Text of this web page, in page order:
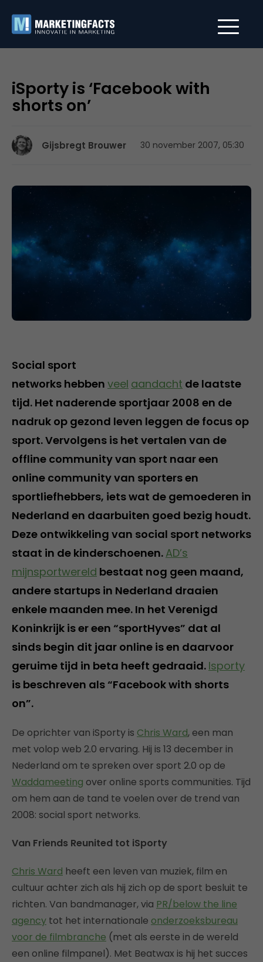
iSporty is ‘Facebook with
shorts on’
Gijsbregt Brouwer 30 november 2007, 05:30
Social sport
networks hebben veel aandacht de laatste
tijd. Het naderende sportjaar 2008 en de
nadruk op gezond leven leggen de focus op
sport. Vervolgens is het vertalen van de
offline community van sport naar een
online community van sporters en
sportliefhebbers, iets wat de gemoederen in
Nederland en daarbuiten goed bezig houdt.
Deze ontwikkeling van social sport networks
staat in de kinderschoenen. AD’s
mijnsportwereld bestaat nog geen maand,
andere startups in Nederland draaien
enkele maanden mee. In het Verenigd
Koninkrijk is er een “sportHyves” dat al
sinds begin dit jaar online is en daarvoor
geruime tijd in beta heeft gedraaid. Isporty
is beschreven als “Facebook with shorts
on”.
De oprichter van iSporty is Chris Ward, een man
met volop web 2.0 ervaring. Hij is 13 december in
Nederland om te spreken over sport 2.0 op de
Waddameeting over online sports communities. Tijd
om hem aan de tand te voelen over de trend van
2008: social sport networks.
Van Friends Reunited tot iSporty
Chris Ward heeft een leven van muziek, film en
cultuur achter zich als hij zich op de sport besluit te
richten. Van bandmanager, via PR/below the line
agency tot het internationale onderzoeksbureau
voor de filmbranche (met als eerste in de wereld
een online filmpanel). Met Beatwax is hij het succes